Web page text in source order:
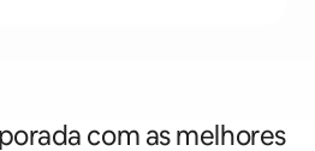
com as melhores